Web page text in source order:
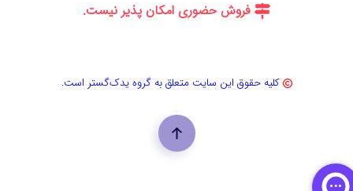
فروش حضوری امکان پذیر نیست.
کلیه حقوق این سایت متعلق به گروه یدک‌گستر است.